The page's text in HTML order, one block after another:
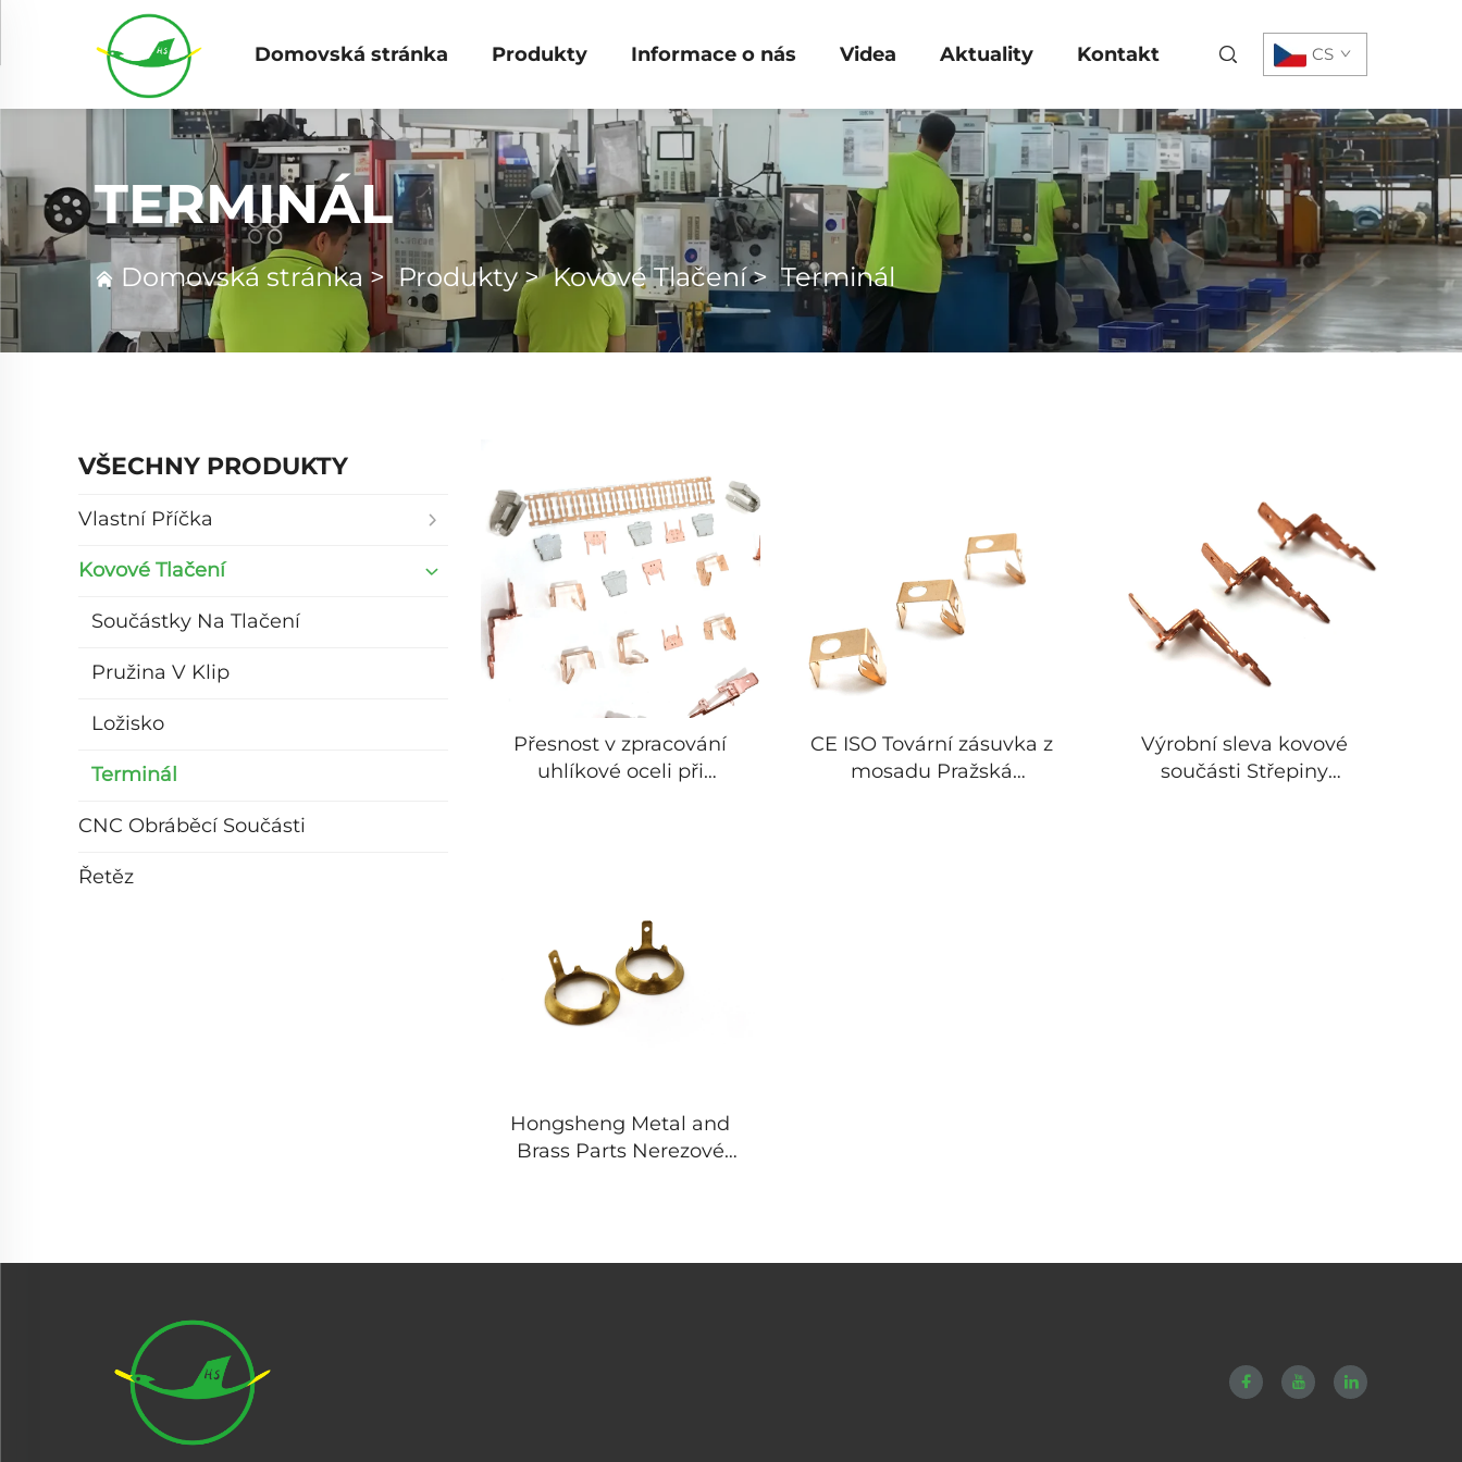
Domovská stránka Produkty Informace o nás Videa Aktuality Kontakt CS
TERMINÁL
Domovská stránka >Produkty>Kovové Tlačení>Terminál
VŠECHNY PRODUKTY
Vlastní Příčka
Kovové Tlačení
Součástky Na Tlačení
Pružina V Klip
Ložisko
Terminál
CNC Obráběcí Součásti
Řetěz
Přesnost v zpracování
uhlíkové oceli při
CE ISO Tovární zásuvka z
mosadu Pražská
Výrobní sleva kovové
součásti Střepiny
Hongsheng Metal and
Brass Parts Nerezové